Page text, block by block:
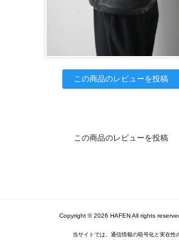
この商品のレビューを投稿
この商品のレビューを投稿
Copyright © 2026 HAFEN All rights
当サイトでは、通信情報の暗号化と実在性